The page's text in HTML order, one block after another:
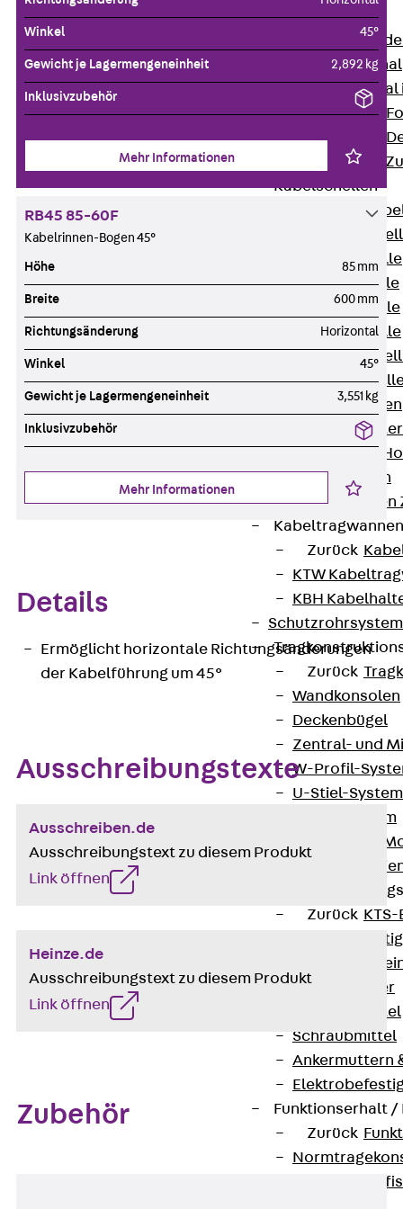
Bodenkanäle
BK Bodenkanal
KLK
Bodenkanal-
Bodenkanal-
Bodenkanal-
Kabelschellen
AC
H Kabelschelle
S Kabelschelle
B Kabelschelle
U Kabelschelle
RU
W
HK Kabelhaken
KH Kabelhalter
Hohlleiter-/
Kabelwannen
Kabelschellen
Zurück
KTW
KBH
Zurück
Wandkonsolen
Deckenbügel
Zentral- und
W-Profil-
U-Stiel-System
I-Stiel-System
PUK-STRUT-
C-Profil-
KTS-
Zurück
Dübel & Anker
Abhängemittel
Schraubmittel
Ankermuttern
Funktionserhalt
Zurück
Winkel 45°
Gewicht je Lagermengeneinheit 2,892 kg
Inklusivzubehör
Mehr Informationen
RB45 85-60F
Kabelrinnen-Bogen 45°
Höhe 85 mm
Breite 600 mm
Richtungsänderung Horizontal
Winkel 45°
Gewicht je Lagermengeneinheit 3,551 kg
Inklusivzubehör
Mehr Informationen
Details
Ermöglicht horizontale Richtungsänderungen
der Kabelführung um 45°
Ausschreibungstexte
Ausschreiben.de
Ausschreibungstext zu diesem Produkt
Link öffnen
Heinze.de
Ausschreibungstext zu diesem Produkt
Link öffnen
Zubehör